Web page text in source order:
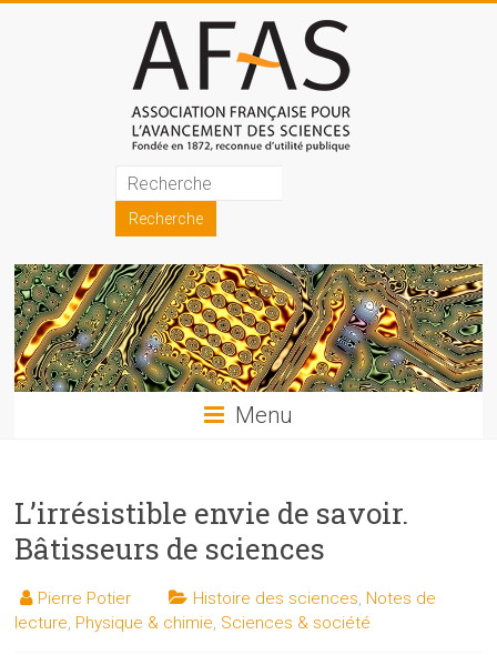
Association
française
pour
l'avancement
des
sciences
les
sciences
et
les
techniques
Menu
L’irrésistible envie de savoir.
Bâtisseurs de sciences
Pierre Potier Histoire des sciences Notes de
lecture Physique & chimie Sciences & société